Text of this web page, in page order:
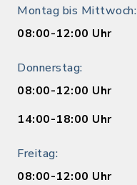
Montag bis Mittwoch:
08:00-12:00 Uhr
Donnerstag:
08:00-12:00 Uhr
14:00-18:00 Uhr
Freitag:
08:00-12:00 Uhr